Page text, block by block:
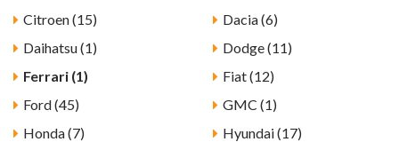
Citroen (15)
Dacia (6)
Daihatsu (1)
Dodge (11)
Ferrari (1)
Fiat (12)
Ford (45)
GMC (1)
Honda (7)
Hyundai (17)